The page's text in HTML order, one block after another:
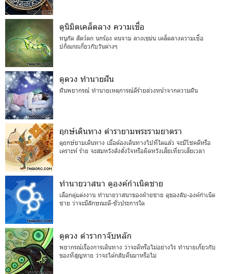
ดูนิมิตเคล็ดลาง ความเชื่อ
หนูกัด สัตว์ตก นกร้อง คนจาม ลางเขม่น เคล็ดลางความเชื่อ
ปกิณกะเกี่ยวกับวันต่างๆ
ดูดวง ทำนายฝัน
ฝันพยากรณ์ ทำนายเหตุการณ์ดีร้ายล่วงหน้าจากความฝัน
ฤกษ์เดินทาง ตำรายามพระรามยาตรา
ดูฤกษ์ยามเดินทาง เมื่อต้องเดินทางไปที่ใดแล้ว จะมีโชคดีหรือ
เคราะห์ ร้าย จะสมหวังดั่งตั้งใจหรือผิดหวังเสียเที่ยวเสียเวลา
ทำนายวาสนา ดูองค์กำเนิดชาย
เลือกคู่แต่งงาน ทำนายวาสนาของฝ่ายชาย ดูของลับ-องค์กำเนิด
ชาย ว่าจะมีลักษณะดี-ชั่วประการใด
ดูดวง ตำรากาจับหลัก
พยากรณ์เรื่องการเดินทาง ว่าจะดีหรือไม่อย่างไร ทำนายเกี่ยวกับ
ของที่สูญหาย ว่าจะได้กลับคืนมาหรือไม่